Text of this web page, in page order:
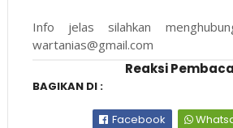
Info jelas silahkan
wartanias@gmail.com
Reaksi
BAGIKAN DI :
Facebook